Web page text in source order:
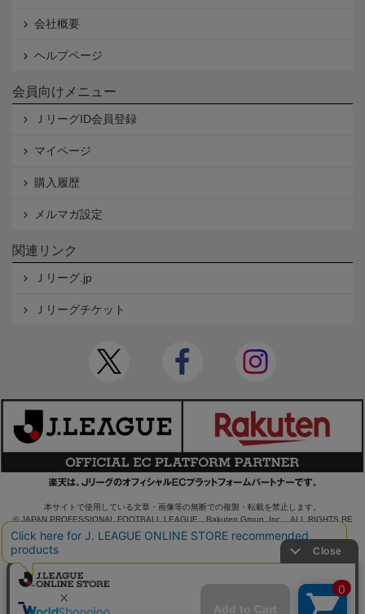
会社概要
ヘルプページ
会員向けメニュー
ＪリーグID会員登録
マイページ
購入履歴
メルマガ設定
関連リンク
Ｊリーグ.jp
Ｊリーグチケット
本サイトで使用している文章・画像等の無断での複製・転載を禁止します。
© JAPAN PROFESSIONAL FOOTBALL LEAGUE Rakuten Group, Inc. ALL RIGHTS RE
SERVED.